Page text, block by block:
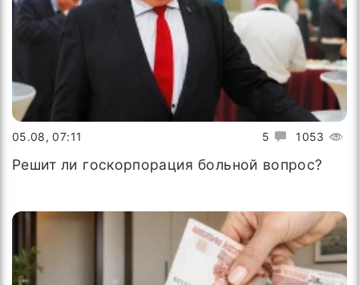
5 1053
05.08, 07:11
Решит ли госкорпорация больной вопрос?